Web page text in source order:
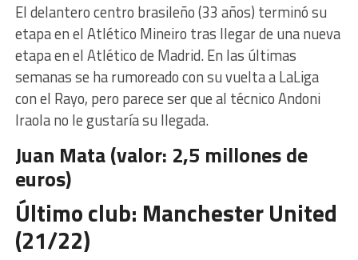
El delantero centro brasileño (33 años) terminó su
etapa en el Atlético Mineiro tras llegar de una nueva
etapa en el Atlético de Madrid. En las últimas
semanas se ha rumoreado con su vuelta a LaLiga
con el Rayo, pero parece ser que al técnico Andoni
Iraola no le gustaría su llegada.
Juan Mata (valor: 2,5 millones de
euros)
Último club: Manchester United
(21/22)